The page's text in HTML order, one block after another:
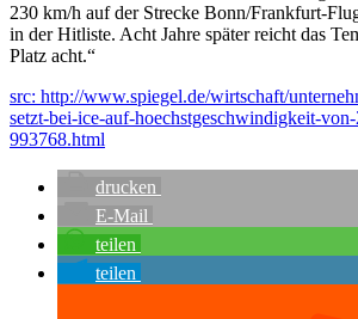
230 km/h auf der Strecke Bonn/Frankfurt-
in der Hitliste. Acht Jahre später reicht das
Platz acht.“
src: http://www.spiegel.de/wirtschaft/
setzt-bei-ice-auf-hoechstgeschwindigkeit-
993768.html
drucken
E-Mail
teilen
teilen